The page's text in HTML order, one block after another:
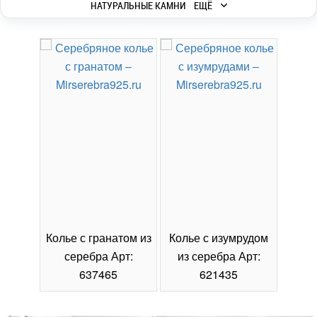
НАТУРАЛЬНЫЕ КАМНИ
ЕЩЁ
Колье с гранатом из
серебра Арт:
637465
Колье с изумрудом
из серебра Арт:
621435